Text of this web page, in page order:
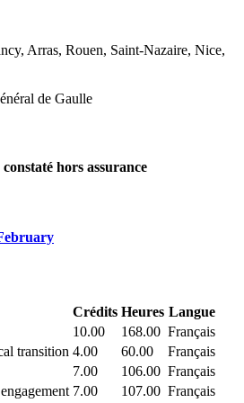
Arras, Rouen, Saint-Nazaire, Nice,
de Gaulle
hors assurance
Crédits Heures Langue
10.00 168.00 Français
transition 4.00 60.00
Français
7.00 106.00 Français
7.00 107.00 Français